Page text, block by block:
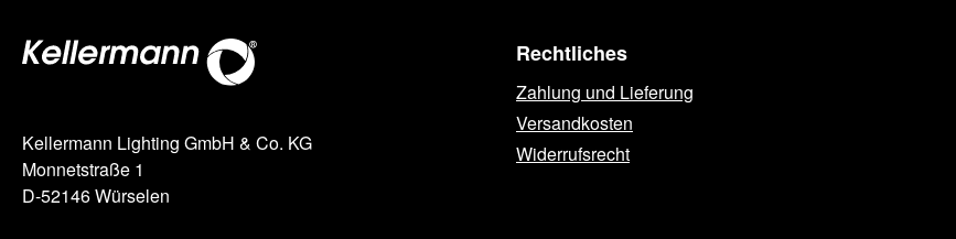
Kellermann Lighting GmbH & Co. KG
Monnetstraße 1
D-52146 Würselen
Rechtliches
Zahlung und Lieferung
Versandkosten
Widerrufsrecht